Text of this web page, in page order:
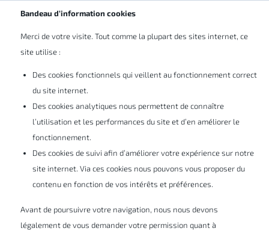
Bandeau d’information cookies
Merci de votre visite. Tout comme la plupart des sites internet, ce
site utilise :
Des cookies fonctionnels qui veillent au fonctionnement correct
du site internet.
Des cookies analytiques nous permettent de connaître
l’utilisation et les performances du site et d’en améliorer le
fonctionnement.
Des cookies de suivi afin d’améliorer votre expérience sur notre
site internet. Via ces cookies nous pouvons vous proposer du
contenu en fonction de vos intérêts et préférences.
Avant de poursuivre votre navigation, nous nous devons
légalement de vous demander votre permission quant à
Abonnez-vous à nos newsletters
SolidCAM
Apportez à vos machines CN une